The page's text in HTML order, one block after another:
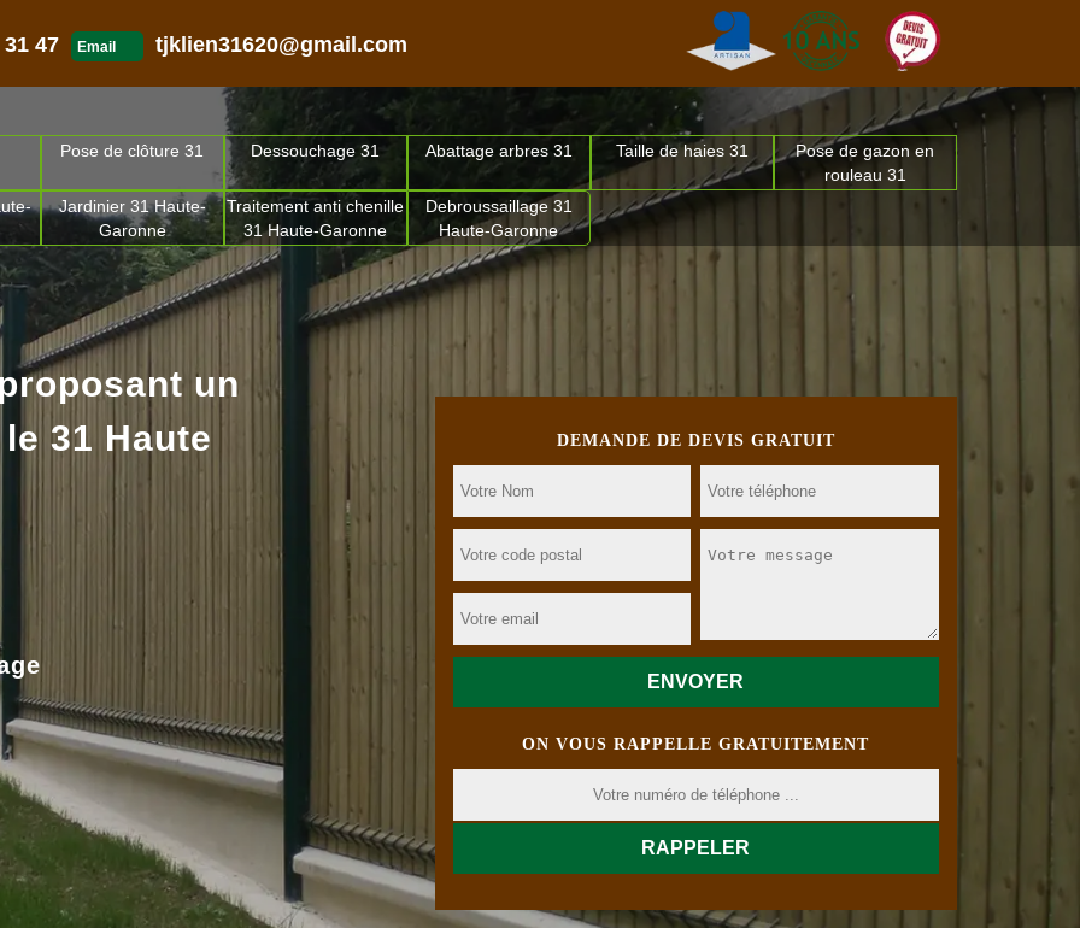
47 Email tjklien31620@gmail.com
Pose de clôture 31 Dessouchage 31 Abattage arbres 31 Taille de haies 31
Pose de gazon en
rouleau 31
Jardinier 31 Haute-
Garonne
Traitement anti chenille
31 Haute-Garonne
Debroussaillage 31
Haute-Garonne
DEMANDE DE DEVIS GRATUIT
ON VOUS RAPPELLE GRATUITEMENT
un
31 Haute